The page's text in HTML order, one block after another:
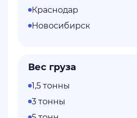
Краснодар
Новосибирск
Вес груза
1,5 тонны
3 тонны